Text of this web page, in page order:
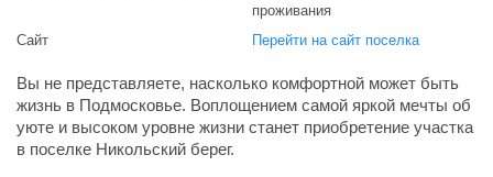
проживания
Сайт
Перейти на сайт поселка
Вы не представляете, насколько комфортной может быть
жизнь в Подмосковье. Воплощением самой яркой мечты об
уюте и высоком уровне жизни станет приобретение участка
в поселке Никольский берег.